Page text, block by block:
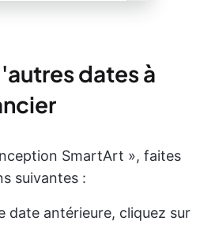
dates à
SmartArt », faites
suivantes :
date antérieure, cliquez sur